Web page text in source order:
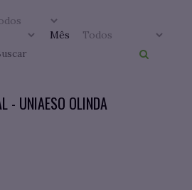
Mês
- UNIAESO OLINDA